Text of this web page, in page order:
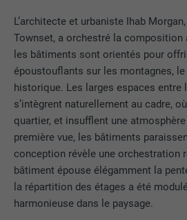
L’architecte et urbaniste Ihab
Townset, a orchestré la composition
les bâtiments sont orientés pour
époustouflants sur les montagnes,
historique. Les larges espaces entre
s’intègrent naturellement au cadre,
quartier, et insufflent une
première vue, les bâtiments
conception révèle une orchestration
bâtiment épouse élégamment la
la répartition des étages a été
harmonieuse dans le paysage.